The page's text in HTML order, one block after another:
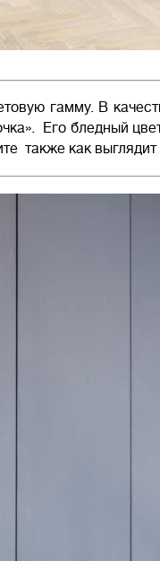
гамму. В
Его бледный
также как выглядит